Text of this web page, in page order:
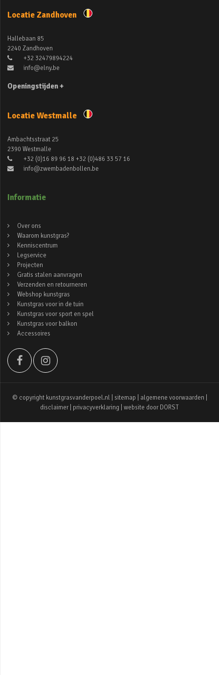
Locatie Zandhoven
Hallebaan 85
2240 Zandhoven
+32 32479894224
info@elny.be
Openingstijden +
Locatie Westmalle
Ambachtsstraat 25
2390 Westmalle
+32 (0)16 89 96 18 +32 (0)486 33 57 16
info@zwembadenbollen.be
Informatie
Over ons
Waarom kunstgras?
Kenniscentrum
Legservice
Projecten
Gratis stalen aanvragen
Verzenden en retourneren
Webshop kunstgras
Kunstgras voor in de tuin
Kunstgras voor sport en spel
Kunstgras voor balkon
Accessoires
© copyright kunstgrasvanderpoel.nl | sitemap algemene voorwaarden
disclaimer
privacyverklaring | website door DORST